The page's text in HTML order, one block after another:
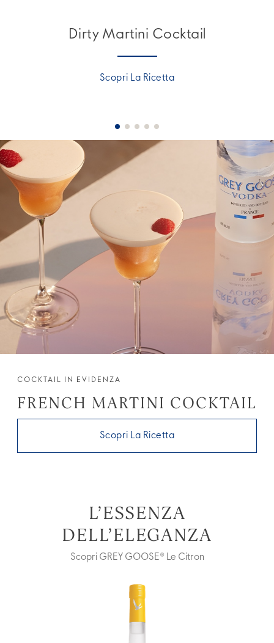
Dirty Martini Cocktail
Scopri La Ricetta
COCKTAIL IN EVIDENZA
FRENCH MARTINI COCKTAIL
Scopri La Ricetta
L’ESSENZA
DELL’ELEGANZA
Scopri GREY GOOSE® Le Citron